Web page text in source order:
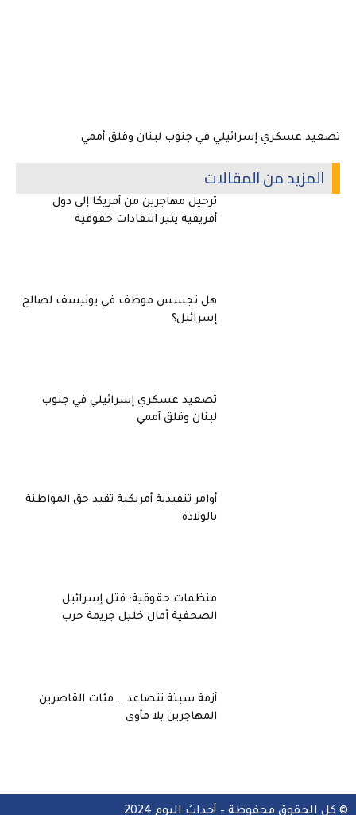
تصعيد عسكري إسرائيلي في جنوب لبنان وقلق أممي
المزيد من المقالات
ترحيل مهاجرين من أمريكا إلى دول
أفريقية يثير انتقادات حقوقية
هل تجسس موظف في يونيسف لصالح
إسرائيل؟
تصعيد عسكري إسرائيلي في جنوب
لبنان وقلق أممي
أوامر تنفيذية أمريكية تقيد حق المواطنة
بالولادة
منظمات حقوقية: قتل إسرائيل
الصحفية آمال خليل جريمة حرب
أزمة سبتة تتصاعد .. مئات القاصرين
المهاجرين بلا مأوى
© كل الحقوق محفوظة – أحداث اليوم 2024.